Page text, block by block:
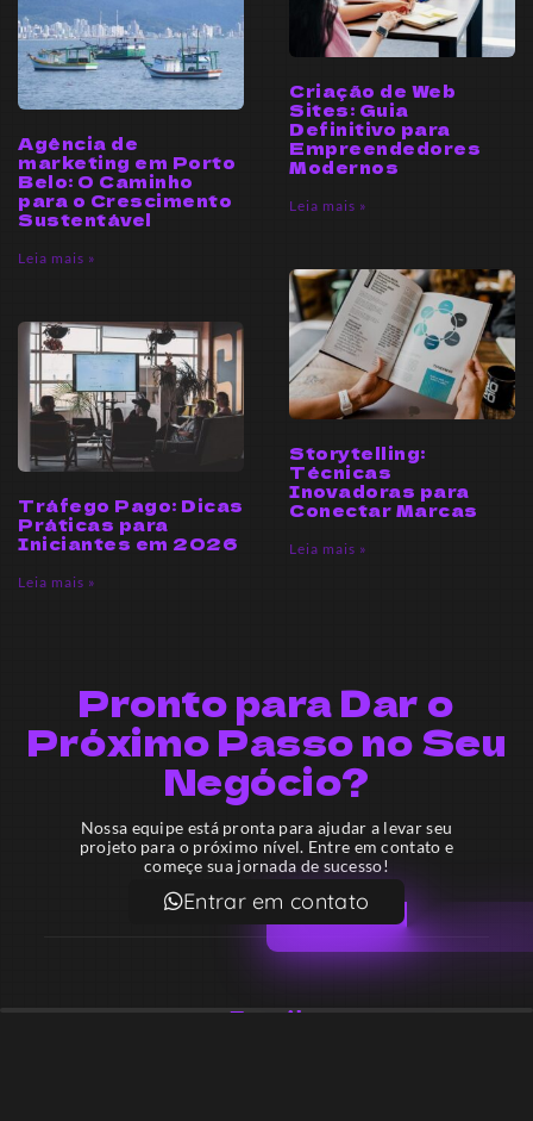
Agência de
marketing em Porto
Belo: O Caminho
para o Crescimento
Sustentável
Leia mais »
Criação de Web
Sites: Guia
Definitivo para
Empreendedores
Modernos
Leia mais »
Tráfego Pago: Dicas
Práticas para
Iniciantes em 2026
Leia mais »
Storytelling:
Técnicas
Inovadoras para
Conectar Marcas
Leia mais »
Pronto para Dar o
Próximo Passo no Seu
Negócio?
Nossa equipe está pronta para ajudar a levar seu
projeto para o próximo nível. Entre em contato e
começe sua jornada de sucesso!
Entrar em contato
Email